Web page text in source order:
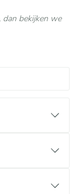
bekijken we